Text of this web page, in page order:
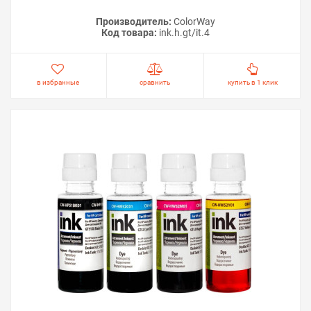
Производитель: ColorWay
Код товара: ink.h.gt/it.4
в избранные сравнить купить в 1 клик